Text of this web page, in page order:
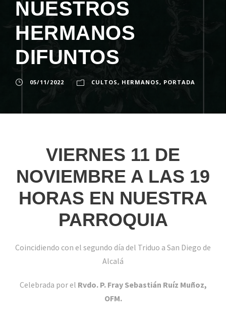
NUESTROS
HERMANOS
DIFUNTOS
05/11/2022 CULTOS, HERMANOS, PORTADA
VIERNES 11 DE
NOVIEMBRE A LAS 19
HORAS EN NUESTRA
PARROQUIA
Coincidiendo con el segundo día del Triduo a San Diego de
Alcalá
Celebrada por el Rvdo. P. Fray Sebastián Ruíz Muñoz,
OFM.